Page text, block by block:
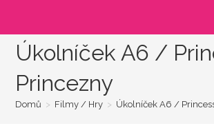
obsahuÚkolníček A6 /
Princezny
Domů > Filmy / Hry > Úkolníček A6 /